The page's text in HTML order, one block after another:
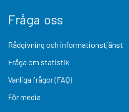
Fråga oss
Rådgivning och informationstjänst
Fråga om statistik
Vanliga frågor (FAQ)
För media